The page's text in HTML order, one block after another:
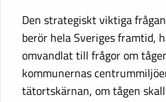
Den strategiskt viktiga
berör hela Sveriges framtid,
omvandlat till frågor om
kommunernas
tätortskärnan, om tågen